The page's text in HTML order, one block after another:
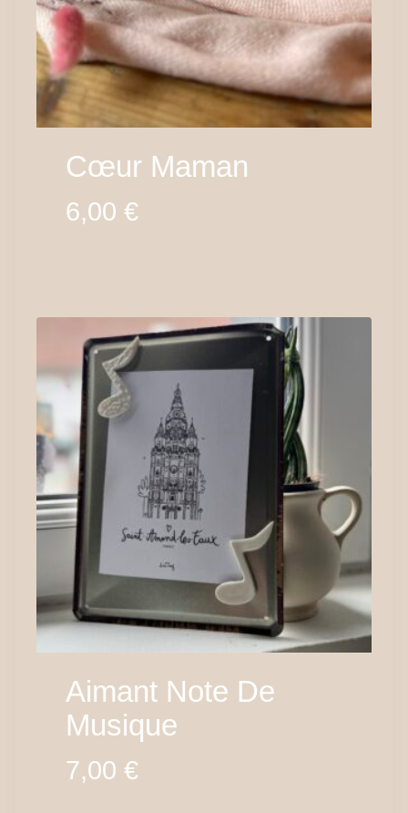
Cœur Maman
6,00 €
Aimant Note De
Musique
7,00 €